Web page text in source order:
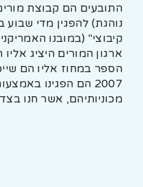
התובעים הם קבוצת
נוהגת) להפגין מדי
קיבוצי" (במובנו
ארגון המורים היציג
הספר במחוז אליו הם
2007 הם הפגינו
מכוניותיהם, אשר חנו